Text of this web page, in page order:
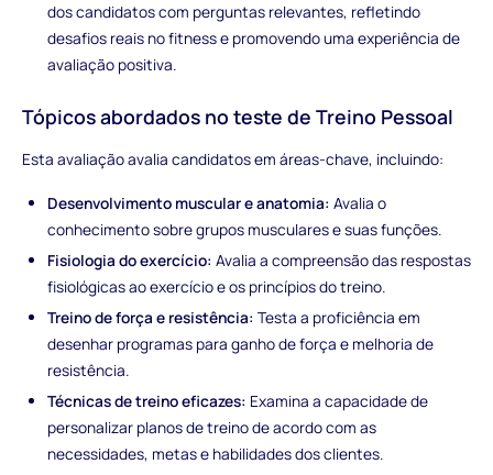
dos candidatos com perguntas relevantes, refletindo
desafios reais no fitness e promovendo uma experiência de
avaliação positiva.
Tópicos abordados no teste de Treino Pessoal
Esta avaliação avalia candidatos em áreas-chave, incluindo:
Desenvolvimento muscular e anatomia: Avalia o
conhecimento sobre grupos musculares e suas funções.
Fisiologia do exercício: Avalia a compreensão das respostas
fisiológicas ao exercício e os princípios do treino.
Treino de força e resistência: Testa a proficiência em
desenhar programas para ganho de força e melhoria de
resistência.
Técnicas de treino eficazes: Examina a capacidade de
personalizar planos de treino de acordo com as
necessidades, metas e habilidades dos clientes.